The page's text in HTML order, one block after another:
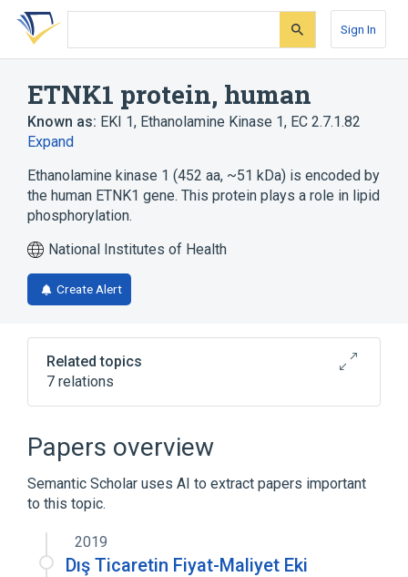
Skip
search
Skip
Skip
account
Sign In
ETNK1 protein, human
Known as: EKI 1, Ethanolamine Kinase 1, EC 2.7.1.82
Expand
Ethanolamine kinase 1 (452 aa, ~51 kDa) is encoded by
the human ETNK1 gene. This protein plays a role in lipid
phosphorylation.
National Institutes of Health
Create Alert
Related topics
7 relations
Anabolism
Cytoplasmic matrix
Expand
Papers overview
Semantic Scholar uses AI to extract papers important
to this topic.
2019
Dış Ticaretin Fiyat-Maliyet Eki